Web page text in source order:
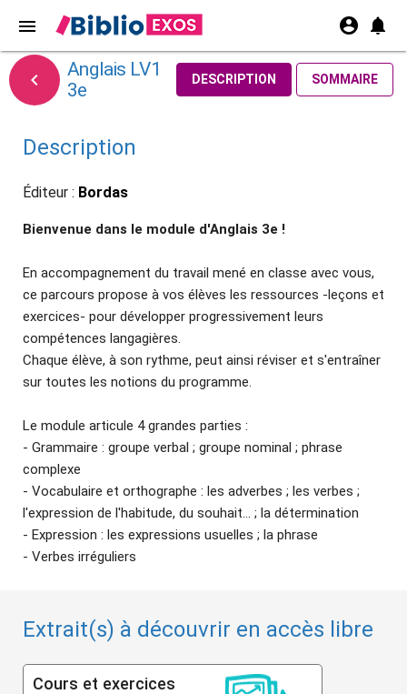
menu account_circle notifications

Anglais LV1
3e
DESCRIPTION SOMMAIRE
Description
Éditeur : Bordas
Bienvenue dans le module d'Anglais 3e !
En accompagnement du travail mené en classe avec vous,
ce parcours propose à vos élèves les ressources -leçons et
exercices- pour développer progressivement leurs
compétences langagières.
Chaque élève, à son rythme, peut ainsi réviser et s'entraîner
sur toutes les notions du programme.
Le module articule 4 grandes parties :
- Grammaire : groupe verbal ; groupe nominal ; phrase
complexe
- Vocabulaire et orthographe : les adverbes ; les verbes ;
l'expression de l'habitude, du souhait... ; la détermination
- Expression : les expressions usuelles ; la phrase
- Verbes irréguliers
Extrait(s) à découvrir en accès libre
Cours et exercices